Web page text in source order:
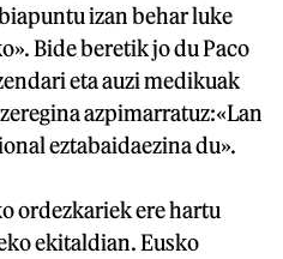
izan behar luke
Bide beretik jo du Paco
eta auzi medikuak
azpimarratuz:«Lan
eztabaidaezina du».
ordezkariek ere hartu
ekitaldian. Eusko